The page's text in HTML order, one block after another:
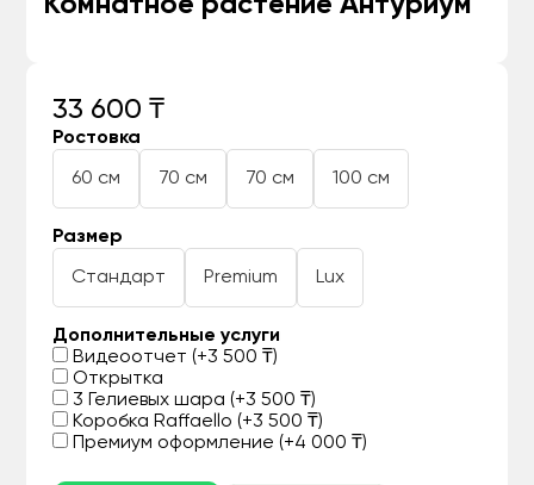
33 600 ₸
Ростовка
60 см 70 см 70 см 100 см
Размер
Стандарт Premium Lux
Дополнительные услуги
Видеоотчет (+3 500 ₸)
Открытка
3 Гелиевых шара (+3 500 ₸)
Коробка Raffaello (+3 500 ₸)
Премиум оформление (+4 000 ₸)